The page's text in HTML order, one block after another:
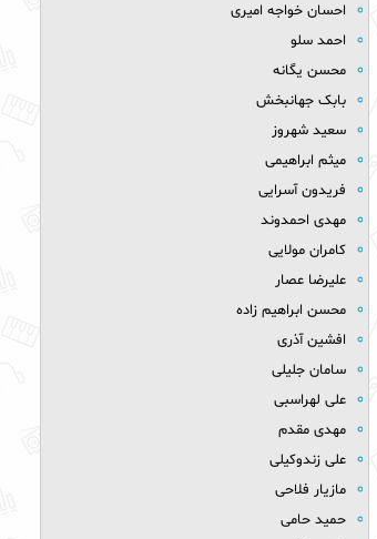
احسان خواجه امیری
احمد سلو
محسن یگانه
بابک جهانبخش
سعید شهروز
میثم ابراهیمی
فریدون آسرایی
مهدی احمدوند
کامران مولایی
علیرضا عصار
محسن ابراهیم زاده
افشین آذری
سامان جلیلی
علی لهراسبی
مهدی مقدم
علی زندوکیلی
مازیار فلاحی
حمید حامی